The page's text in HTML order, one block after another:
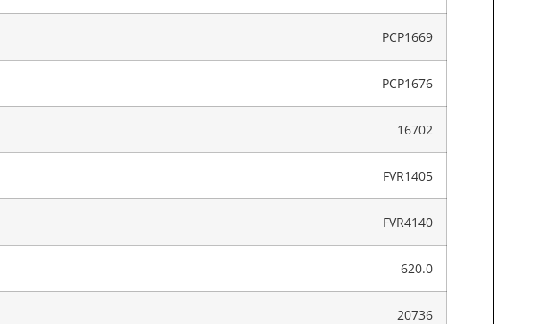
PCP1669
PCP1676
16702
FVR1405
FVR4140
620.0
20736